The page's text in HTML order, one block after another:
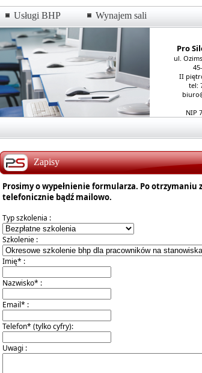
Usługi BHP Wynajem sali
Pro
ul.
II
tel:
NIP
Zapisy
Prosimy o wypełnienie formularza. Po otrzymaniu
telefonicznie bądź mailowo.
Typ szkolenia :
Szkolenie :
Imię* :
Nazwisko* :
Email* :
Telefon* (tylko cyfry):
Uwagi :